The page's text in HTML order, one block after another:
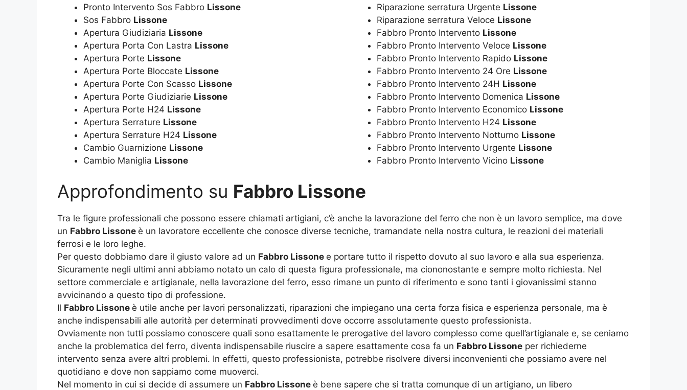
Pronto Intervento Sos Fabbro Lissone
Sos Fabbro Lissone
Apertura Giudiziaria Lissone
Apertura Porta Con Lastra Lissone
Apertura Porte Lissone
Apertura Porte Bloccate Lissone
Apertura Porte Con Scasso Lissone
Apertura Porte Giudiziarie Lissone
Apertura Porte H24 Lissone
Apertura Serrature Lissone
Apertura Serrature H24 Lissone
Cambio Guarnizione Lissone
Cambio Maniglia Lissone
Riparazione serratura Urgente Lissone
Riparazione serratura Veloce Lissone
Fabbro Pronto Intervento Lissone
Fabbro Pronto Intervento Veloce Lissone
Fabbro Pronto Intervento Rapido Lissone
Fabbro Pronto Intervento 24 Ore Lissone
Fabbro Pronto Intervento 24H Lissone
Fabbro Pronto Intervento Domenica Lissone
Fabbro Pronto Intervento Economico Lissone
Fabbro Pronto Intervento H24 Lissone
Fabbro Pronto Intervento Notturno Lissone
Fabbro Pronto Intervento Urgente Lissone
Fabbro Pronto Intervento Vicino Lissone
Approfondimento su Fabbro Lissone
Tra le figure professionali che possono essere chiamati artigiani, c’è anche la lavorazione del ferro che non è un lavoro semplice, ma dove
un Fabbro Lissone è un lavoratore eccellente che conosce diverse tecniche, tramandate nella nostra cultura, le reazioni dei materiali
ferrosi e le loro leghe.
Per questo dobbiamo dare il giusto valore ad un Fabbro Lissone e portare tutto il rispetto dovuto al suo lavoro e alla sua esperienza.
Sicuramente negli ultimi anni abbiamo notato un calo di questa figura professionale, ma ciononostante e sempre molto richiesta. Nel
settore commerciale e artigianale, nella lavorazione del ferro, esso rimane un punto di riferimento e sono tanti i giovanissimi stanno
avvicinando a questo tipo di professione.
Il Fabbro Lissone è utile anche per lavori personalizzati, riparazioni che impiegano una certa forza fisica e esperienza personale, ma è
anche indispensabili alle autorità per determinati provvedimenti dove occorre assolutamente questo professionista.
Ovviamente non tutti possiamo conoscere quali sono esattamente le prerogative del lavoro complesso come quell’artigianale e, se ceniamo
anche la problematica del ferro, diventa indispensabile riuscire a sapere esattamente cosa fa un Fabbro Lissone per richiederne
intervento senza avere altri problemi. In effetti, questo professionista, potrebbe risolvere diversi inconvenienti che possiamo avere nel
quotidiano e dove non sappiamo come muoverci.
Nel momento in cui si decide di assumere un Fabbro Lissone è bene sapere che si tratta comunque di un artigiano, un libero